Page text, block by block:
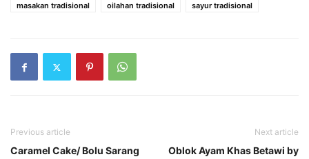
masakan tradisional
oilahan tradisional sayur tradisional
Previous article
Caramel Cake/ Bolu Sarang
Next article
Oblok Ayam Khas Betawi by